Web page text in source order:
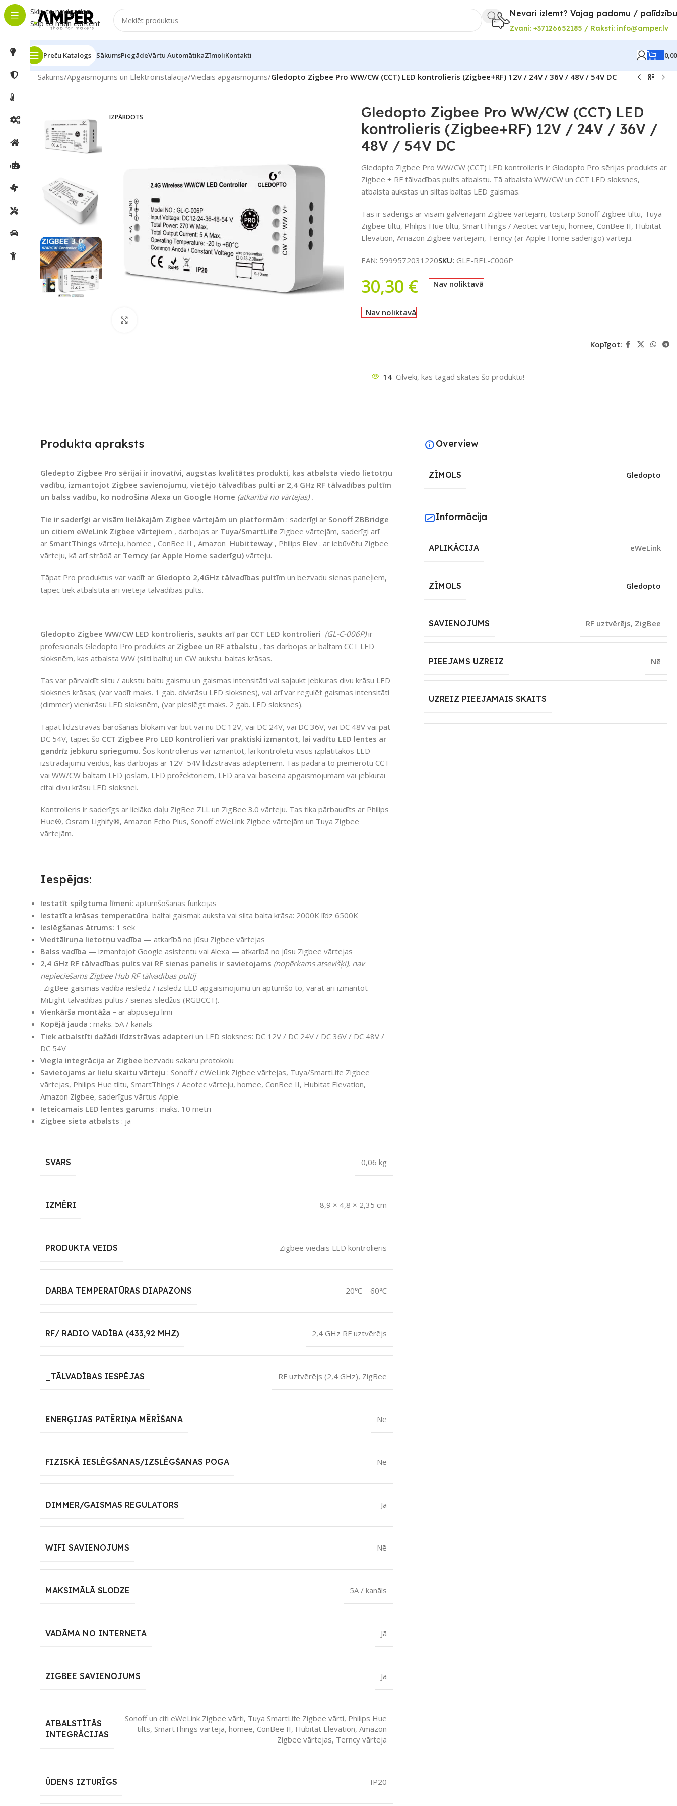
Skip to navigation
Skip to main content
Nevari izlemt? Vajag padomu /
Zvani: +37126652185 / Raksti: info@amper.lv
Preču Katalogs SākumsPiegādeVārtu AutomātikaZīmoliKontakti
Sākums/Apgaismojums un Elektroinstalācija/Viedais apgaismojums/Gledopto Zigbee Pro WW/CW (CCT) LED kontrolieris (Zigbee+RF) 12V / 24V / 36V / 48V / 54V DC
IZPĀRDOTS
Gledopto Zigbee Pro WW/CW (CCT) LED
kontrolieris (Zigbee+RF) 12V / 24V / 36V /
48V / 54V DC
Gledopto Zigbee Pro WW/CW (CCT) LED kontrolieris ir Glodopto Pro sērijas produkts ar
Zigbee + RF tālvadības pults atbalstu. Tā atbalsta WW/CW un CCT LED sloksnes,
atbalsta aukstas un siltas baltas LED gaismas.
Tas ir saderīgs ar visām galvenajām Zigbee vārtejām, tostarp Sonoff Zigbee tiltu, Tuya
Zigbee tiltu, Philips Hue tiltu, SmartThings / Aeotec vārteju, homee, ConBee II, Hubitat
Elevation, Amazon Zigbee vārtejām, Terncy (ar Apple Home saderīgo) vārteju.
EAN: 5999572031220SKU: GLE-REL-C006P
30,30 € Nav noliktavā
Nav noliktavā
Kopīgot:
14 Cilvēki, kas tagad skatās šo produktu!
Produkta apraksts
Gledepto Zigbee Pro sērijai ir inovatīvi, augstas kvalitātes produkti, kas atbalsta viedo lietotņu
vadību, izmantojot Zigbee savienojumu, vietējo tālvadības pulti ar 2,4 GHz RF tālvadības pultīm
un balss vadību, ko nodrošina Alexa un Google Home (atkarībā no vārtejas).
Tie ir saderīgi ar visām lielākajām Zigbee vārtejām un platformām : saderīgi ar Sonoff ZBBridge
un citiem eWeLink Zigbee vārtejiem , darbojas ar Tuya/SmartLife Zigbee vārtejām, saderīgi arī
ar SmartThings vārteju, homee , ConBee II , Amazon Hubitteway , Philips Elev . ar iebūvētu Zigbee
vārteju, kā arī strādā ar Terncy (ar Apple Home saderīgu) vārteju.
Tāpat Pro produktus var vadīt ar Gledopto 2,4GHz tālvadības pultīm un bezvadu sienas paneļiem,
tāpēc tiek atbalstīta arī vietējā tālvadības pults.
Gledopto Zigbee WW/CW LED kontrolieris, saukts arī par CCT LED kontrolieri (GL-C-006P)ir
profesionāls Gledopto Pro produkts ar Zigbee un RF atbalstu , tas darbojas ar baltām CCT LED
sloksnēm, kas atbalsta WW (silti baltu) un CW aukstu. baltas krāsas.
Tas var pārvaldīt siltu / aukstu baltu gaismu un gaismas intensitāti vai sajaukt jebkuras divu krāsu LED
sloksnes krāsas; (var vadīt maks. 1 gab. divkrāsu LED sloksnes), vai arī var regulēt gaismas intensitāti
(dimmer) vienkrāsu LED sloksnēm, (var pieslēgt maks. 2 gab. LED sloksnes).
Tāpat līdzstrāvas barošanas blokam var būt vai nu DC 12V, vai DC 24V, vai DC 36V, vai DC 48V vai pat
DC 54V, tāpēc šo CCT Zigbee Pro LED kontrolieri var praktiski izmantot, lai vadītu LED lentes ar
gandrīz jebkuru spriegumu. Šos kontrolierus var izmantot, lai kontrolētu visus izplatītākos LED
izstrādājumu veidus, kas darbojas ar 12V–54V līdzstrāvas adapteriem. Tas padara to piemērotu CCT
vai WW/CW baltām LED joslām, LED prožektoriem, LED āra vai baseina apgaismojumam vai jebkurai
citai divu krāsu LED sloksnei.
Kontrolieris ir saderīgs ar lielāko daļu ZigBee ZLL un ZigBee 3.0 vārteju. Tas tika pārbaudīts ar Philips
Hue®, Osram Lighify®, Amazon Echo Plus, Sonoff eWeLink Zigbee vārtejām un Tuya Zigbee
vārtejām.
Iespējas:
Iestatīt spilgtuma līmeni: aptumšošanas funkcijas
Iestatīta krāsas temperatūra baltai gaismai: auksta vai silta balta krāsa: 2000K līdz 6500K
Ieslēgšanas ātrums: 1 sek
Viedtālruņa lietotņu vadība — atkarībā no jūsu Zigbee vārtejas
Balss vadība — izmantojot Google asistentu vai Alexa — atkarībā no jūsu Zigbee vārtejas
2,4 GHz RF tālvadības pults vai RF sienas panelis ir savietojams (nopērkams atsevišķi), nav
nepieciešams Zigbee Hub RF tālvadības pultij
. ZigBee gaismas vadība ieslēdz / izslēdz LED apgaismojumu un aptumšo to, varat arī izmantot
MiLight tālvadības pultis / sienas slēdžus (RGBCCT).
Vienkārša montāža – ar abpusēju līmi
Kopējā jauda : maks. 5A / kanāls
Tiek atbalstīti dažādi līdzstrāvas adapteri un LED sloksnes: DC 12V / DC 24V / DC 36V / DC 48V /
DC 54V
Viegla integrācija ar Zigbee bezvadu sakaru protokolu
Savietojams ar lielu skaitu vārteju : Sonoff / eWeLink Zigbee vārtejas, Tuya/SmartLife Zigbee
vārtejas, Philips Hue tiltu, SmartThings / Aeotec vārteju, homee, ConBee II, Hubitat Elevation,
Amazon Zigbee, saderīgus vārtus Apple.
Ieteicamais LED lentes garums : maks. 10 metri
Zigbee sieta atbalsts : jā
SVARS 0,06 kg
IZMĒRI 8,9 × 4,8 × 2,35 cm
PRODUKTA VEIDS Zigbee viedais LED kontrolieris
DARBA TEMPERATŪRAS DIAPAZONS -20℃ – 60℃
RF/ RADIO VADĪBA (433,92 MHZ) 2,4 GHz RF uztvērējs
_TĀLVADĪBAS IESPĒJAS RF uztvērējs (2,4 GHz), ZigBee
ENERĢIJAS PATĒRIŅA MĒRĪŠANA Nē
FIZISKĀ IESLĒGŠANAS/IZSLĒGŠANAS POGA Nē
DIMMER/GAISMAS REGULATORS Jā
WIFI SAVIENOJUMS Nē
MAKSIMĀLĀ SLODZE 5A / kanāls
VADĀMA NO INTERNETA Jā
ZIGBEE SAVIENOJUMS Jā
ATBALSTĪTĀS
INTEGRĀCIJAS
Sonoff un citi eWeLink Zigbee vārti, Tuya SmartLife Zigbee vārti, Philips Hue
tilts, SmartThings vārteja, homee, ConBee II, Hubitat Elevation, Amazon
Zigbee vārtejas, Terncy vārteja
ŪDENS IZTURĪGS IP20
Overview
ZĪMOLS Gledopto
Informācija
APLIKĀCIJA eWeLink
ZĪMOLS Gledopto
SAVIENOJUMS RF uztvērējs, ZigBee
PIEEJAMS UZREIZ Nē
UZREIZ PIEEJAMAIS SKAITS